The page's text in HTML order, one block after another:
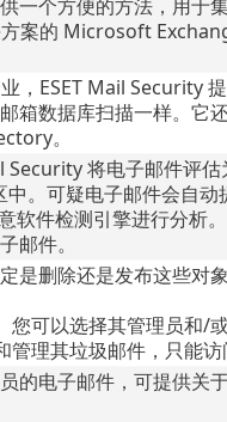
一个方便的方法，用于
案的 Microsoft
，ESET Mail Security
箱数据库扫描一样。它
。
Security 将电子邮件评
。可疑电子邮件会自动
软件检测引擎进行分析
邮件。
是删除还是发布这些对
您可以选择其管理员和/
理其垃圾邮件，只能访
的电子邮件，可提供关